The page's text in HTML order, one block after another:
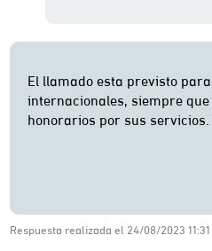
Respuesta realizada el 24/08/2023 11:31